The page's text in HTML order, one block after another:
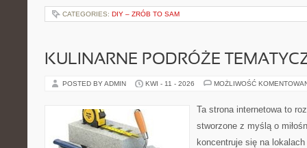
CATEGORIES: DIY – ZRÓB TO SAM
KULINARNE PODRÓŻE
POSTED BY ADMIN KWI - 11 - 2026 MOŻLIWOŚĆ
Ta strona internetowa to
stworzone z myślą o
koncentruje się na